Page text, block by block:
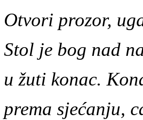
Otvori prozor,
Stol je bog nad
u žuti konac.
prema sjećanju,